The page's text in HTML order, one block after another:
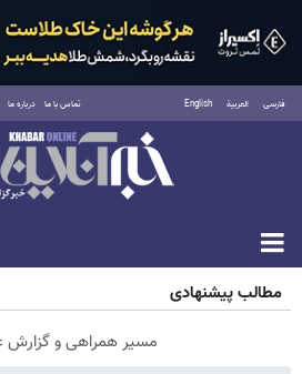
فارسی العربية English تماس با ما درباره ما
پنجشنبه ۱۵ مرداد ۱۴۰۵
مطالب پیشنهادی
مسیر همراهی و گزارش